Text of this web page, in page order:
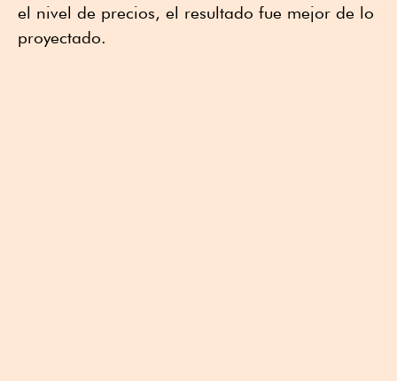
el nivel de precios, el resultado fue mejor de lo
proyectado.